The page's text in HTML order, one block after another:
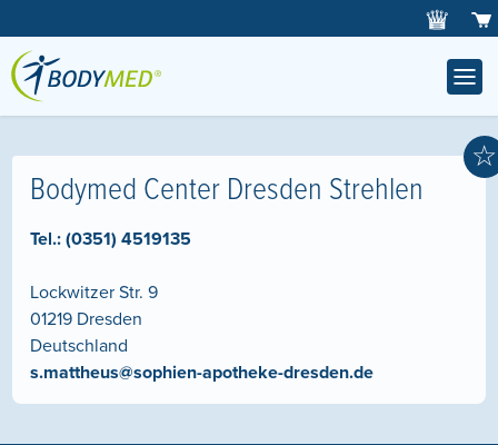
☆
Bodymed Center Dresden Strehlen
Tel.:(0351) 4519135
Lockwitzer Str. 9
01219 Dresden
Deutschland
s.mattheus@sophien-apotheke-dresden.de